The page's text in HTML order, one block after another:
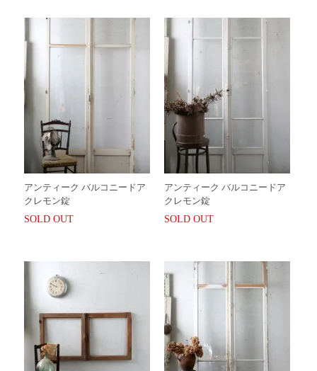
アンティーク バルコニードア
クレモン錠
SOLD OUT
アンティーク バルコニードア
クレモン錠
SOLD OUT